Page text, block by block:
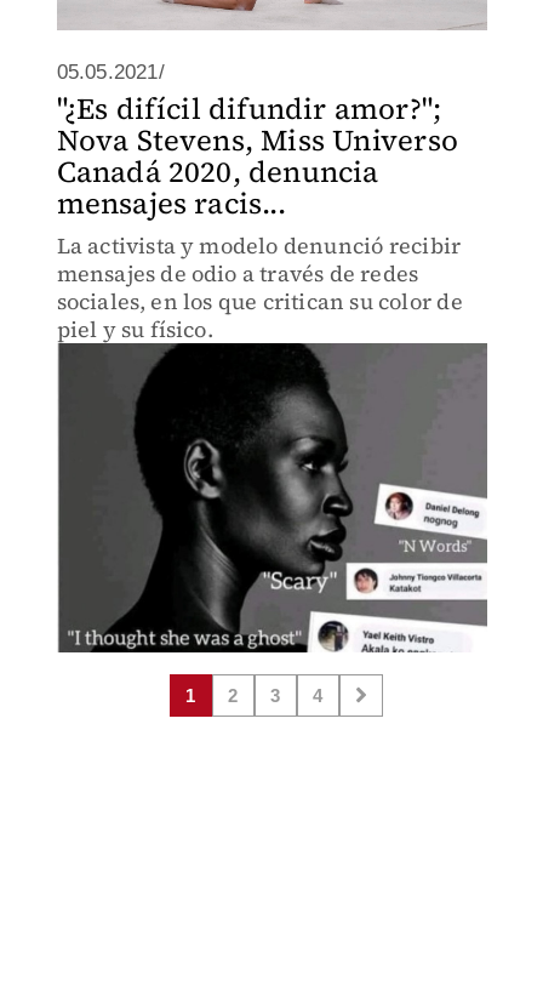
05.05.2021/
"¿Es difícil difundir amor?";
Nova Stevens, Miss Universo
Canadá 2020, denuncia
mensajes racis...
La activista y modelo denunció recibir
mensajes de odio a través de redes
sociales, en los que critican su color de
piel y su físico.
1 2 3 4